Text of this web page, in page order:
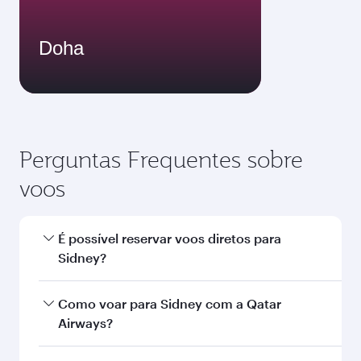
Doha
Perguntas Frequentes sobre
voos
É possível reservar voos diretos para
Sidney?
Sim, a Qatar Airways opera voos diretos para
Sidney. Busque voos na nossa página inicial
Como voar para Sidney com a Qatar
Airways?